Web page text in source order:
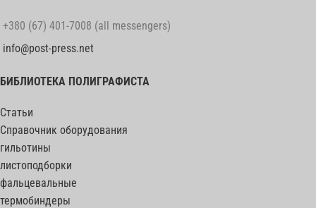
+380 (67) 401-7008 (all messengers)
info@post-press.net
БИБЛИОТЕКА ПОЛИГРАФИСТА
Статьи
Справочник оборудования
гильотины
листоподборки
фальцевальные
термобиндеры